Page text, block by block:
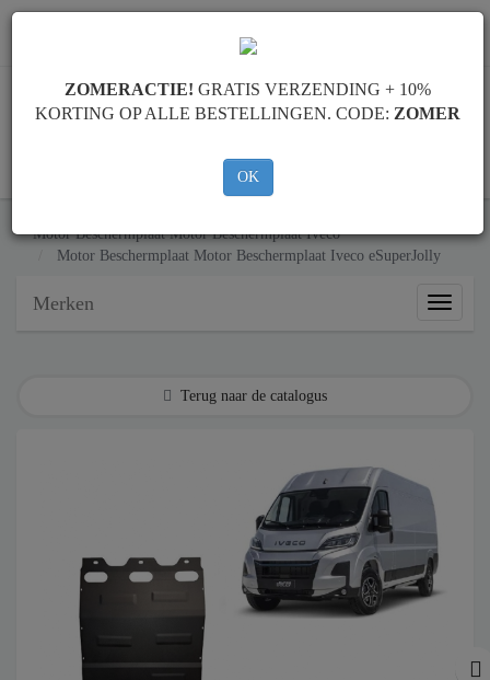
info@motorbeschermplaat.com
Motor BeschermplaatMotor Beschermplaat Iveco
Motor Beschermplaat Motor Beschermplaat Iveco eSuperJolly
Merken
Merken
Terug naar de catalogus
ZOMERACTIE! GRATIS VERZENDING + 10%
KORTING OP ALLE BESTELLINGEN. CODE: ZOMER
OK